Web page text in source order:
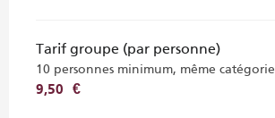
Tarif groupe (par personne)
10 personnes minimum, même catégorie
9,50 €